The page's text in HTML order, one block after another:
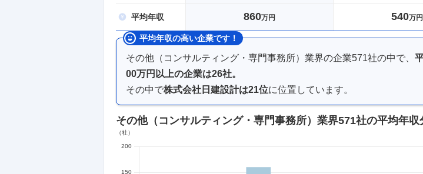
平均年収 860万円 540万円
平均年収の高い企業です！
その他（コンサルティング・専門事務所）業界の企業571社の中で、
00万円以上の企業は26社。
その中で株式会社日建設計は21位に位置しています。
その他（コンサルティング・専門事務所）業界571社の平均年収